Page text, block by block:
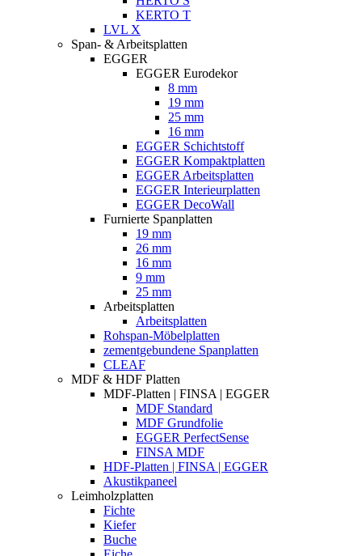
KERTO T
LVL X
Span- & Arbeitsplatten
EGGER
EGGER Eurodekor
8 mm
19 mm
25 mm
16 mm
EGGER Schichtstoff
EGGER Kompaktplatten
EGGER Arbeitsplatten
EGGER Interieurplatten
EGGER DecoWall
Furnierte Spanplatten
19 mm
26 mm
16 mm
9 mm
25 mm
Arbeitsplatten
Arbeitsplatten
Rohspan-Möbelplatten
zementgebundene Spanplatten
CLEAF
MDF & HDF Platten
MDF-Platten | FINSA | EGGER
MDF Standard
MDF Grundfolie
EGGER PerfectSense
FINSA MDF
HDF-Platten | FINSA | EGGER
Akustikpaneel
Leimholzplatten
Fichte
Kiefer
Buche